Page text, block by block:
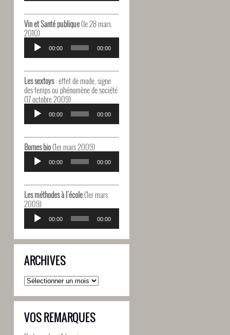
Vin et Santé publique(le 28 mars
2010)
Lecteur
audio
00:00 00:00
Les sextoys: effet de mode, signe
des temps ou phénomène de société
(17 octobre 2009)
Lecteur
audio
00:00 00:00
Bornes bio(1er mars 2009)
Lecteur
audio
00:00 00:00
Les méthodes à l'école(1er mars
2009)
Lecteur
audio
00:00 00:00
ARCHIVES
Archives
VOS REMARQUES